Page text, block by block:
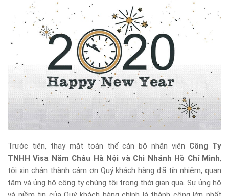
Trước tiên, thay mặt toàn thể cán bộ nhân viên Công Ty
TNHH Visa Năm Châu Hà Nội và Chi Nhánh Hồ Chí Minh,
tôi xin chân thành cảm ơn Quý khách hàng đã tín nhiệm, quan
tâm và ủng hộ công ty chúng tôi trong thời gian qua. Sự ủng hộ